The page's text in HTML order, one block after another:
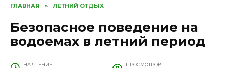
ГЛАВНАЯ » ЛЕТНИЙ ОТДЫХ
Безопасное поведение на
водоемах в летний период
НА ЧТЕНИЕ ПРОСМОТРОВ